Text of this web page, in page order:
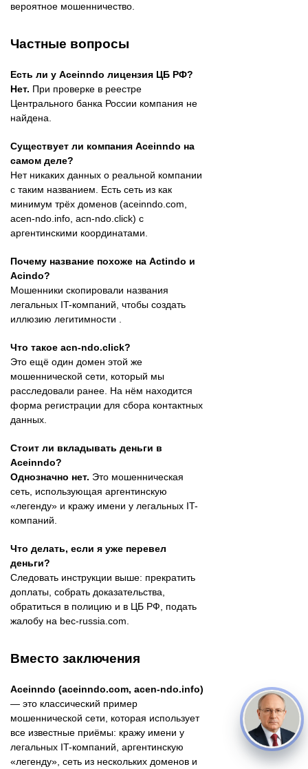
вероятное мошенничество.
Частные вопросы
Есть ли у Aceinndo лицензия ЦБ РФ?
Нет. При проверке в реестре
Центрального банка России компания не
найдена.
Существует ли компания Aceinndo на
самом деле?
Нет никаких данных о реальной компании
с таким названием. Есть сеть из как
минимум трёх доменов (aceinndo.com,
acen-ndo.info, acn-ndo.click) с
аргентинскими координатами.
Почему название похоже на Actindo и
Acindo?
Мошенники скопировали названия
легальных IT-компаний, чтобы создать
иллюзию легитимности .
Что такое acn-ndo.click?
Это ещё один домен этой же
мошеннической сети, который мы
расследовали ранее. На нём находится
форма регистрации для сбора контактных
данных.
Стоит ли вкладывать деньги в
Aceinndo?
Однозначно нет. Это мошенническая
сеть, использующая аргентинскую
«легенду» и кражу имени у легальных IT-
компаний.
Что делать, если я уже перевел
деньги?
Следовать инструкции выше: прекратить
доплаты, собрать доказательства,
обратиться в полицию и в ЦБ РФ, подать
жалобу на bec-russia.com.
Вместо заключения
Aceinndo (aceinndo.com, acen-ndo.info)
— это классический пример
мошеннической сети, которая использует
все известные приёмы: кражу имени у
легальных IT-компаний, аргентинскую
«легенду», сеть из нескольких доменов и